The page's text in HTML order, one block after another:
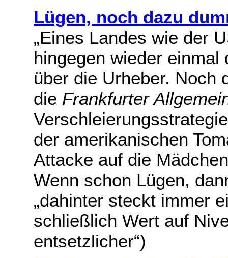
Lügen, noch dazu
„Eines Landes wie der
hingegen wieder
über die Urheber. Noch
die Frankfurter
der amerikanischen
Attacke auf die
Wenn schon Lügen,
„dahinter steckt immer
schließlich Wert auf
entsetzlicher“)